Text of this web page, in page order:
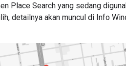
Place Search yang sedang
detailnya akan muncul di Info